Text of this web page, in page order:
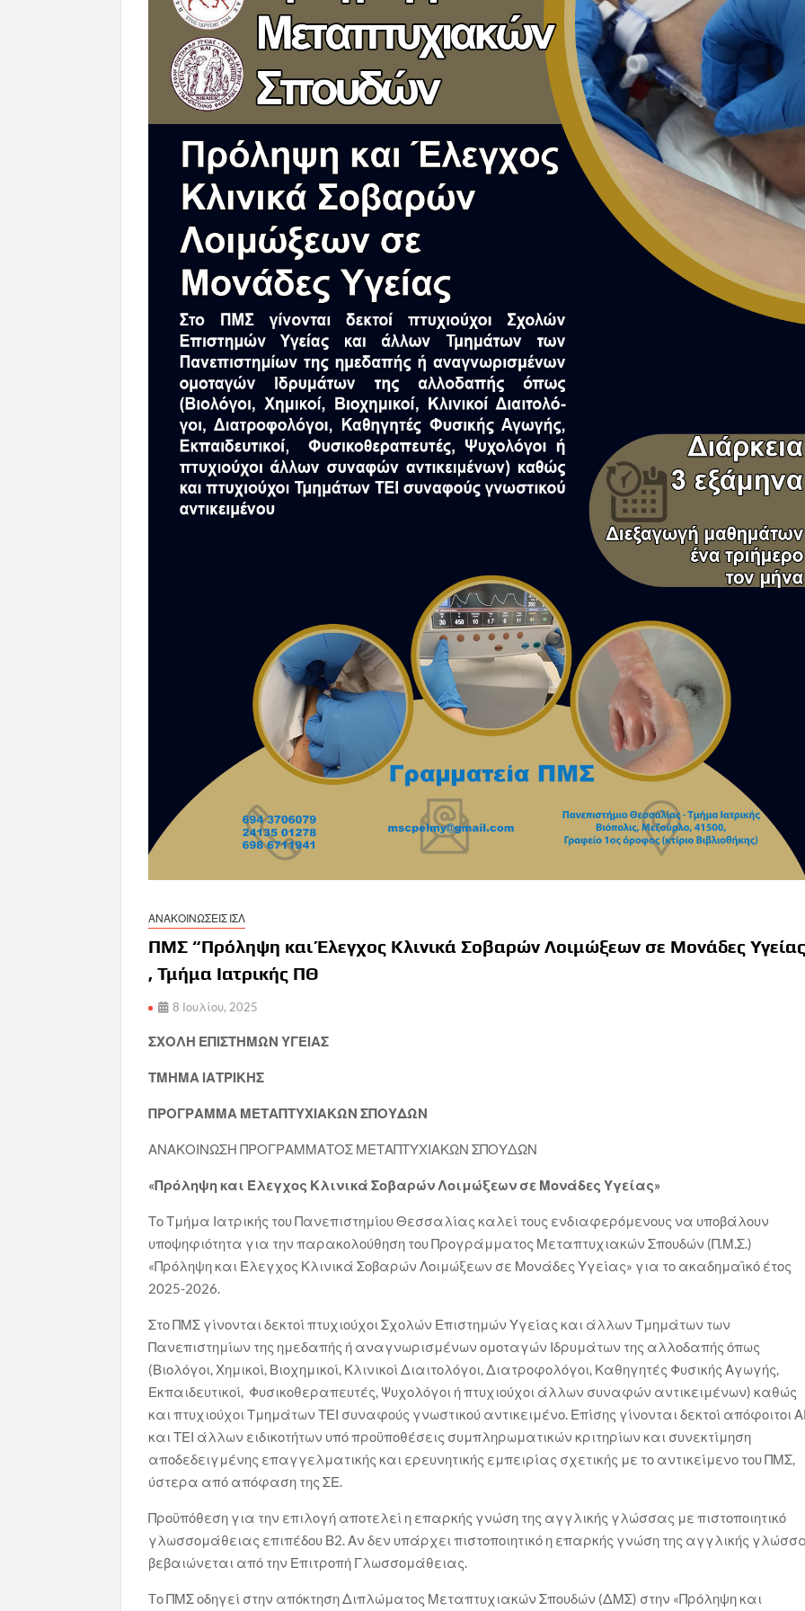
ΑΝΑΚΟΙΝΩΣΕΙΣ ΙΣΛ
ΠΜΣ “Πρόληψη και Έλεγχος Κλινικά Σοβαρών Λοιμώξεων σε Μονάδες
, Τμήμα Ιατρικής ΠΘ
8 Ιουλίου, 2025
ΣΧΟΛΗ ΕΠΙΣΤΗΜΩΝ ΥΓΕΙΑΣ
ΤΜΗΜΑ ΙΑΤΡΙΚΗΣ
ΠΡΟΓΡΑΜΜΑ ΜΕΤΑΠΤΥΧΙΑΚΩΝ ΣΠΟΥΔΩΝ
ΑΝΑΚΟΙΝΩΣΗ ΠΡΟΓΡΑΜΜΑΤΟΣ ΜΕΤΑΠΤΥΧΙΑΚΩΝ ΣΠΟΥΔΩΝ
«Πρόληψη και Έλεγχος Κλινικά Σοβαρών Λοιμώξεων σε Μονάδες Υγείας»
Το Τμήμα Ιατρικής του Πανεπιστημίου Θεσσαλίας καλεί τους ενδιαφερόμενους να υποβάλουν
υποψηφιότητα για την παρακολούθηση του Προγράμματος Μεταπτυχιακών Σπουδών (Π.Μ.Σ.)
«Πρόληψη και Έλεγχος Κλινικά Σοβαρών Λοιμώξεων σε Μονάδες Υγείας» για το ακαδημαϊκό έτος
2025-2026.
Στο ΠΜΣ γίνονται δεκτοί πτυχιούχοι Σχολών Επιστημών Υγείας και άλλων Τμημάτων των
Πανεπιστημίων της ημεδαπής ή αναγνωρισμένων ομοταγών Ιδρυμάτων της αλλοδαπής όπως
(Βιολόγοι, Χημικοί, Βιοχημικοί, Κλινικοί Διαιτολόγοι, Διατροφολόγοι, Καθηγητές Φυσικής Αγωγής,
Εκπαιδευτικοί, Φυσικοθεραπευτές, Ψυχολόγοι ή πτυχιούχοι άλλων συναφών αντικειμένων) καθώς
και πτυχιούχοι Τμημάτων ΤΕΙ συναφούς γνωστικού αντικειμένο. Επίσης γίνονται δεκτοί απόφοιτοι
και ΤΕΙ άλλων ειδικοτήτων υπό προϋποθέσεις συμπληρωματικών κριτηρίων και συνεκτίμηση
αποδεδειγμένης επαγγελματικής και ερευνητικής εμπειρίας σχετικής με το αντικείμενο του ΠΜΣ,
ύστερα από απόφαση της ΣΕ.
Προϋπόθεση για την επιλογή αποτελεί η επαρκής γνώση της αγγλικής γλώσσας με πιστοποιητικό
γλωσσομάθειας επιπέδου Β2. Αν δεν υπάρχει πιστοποιητικό η επαρκής γνώση της αγγλικής
βεβαιώνεται από την Επιτροπή Γλωσσομάθειας.
Tο ΠΜΣ οδηγεί στην απόκτηση Διπλώματος Μεταπτυχιακών Σπουδών (ΔΜΣ) στην «Πρόληψη και